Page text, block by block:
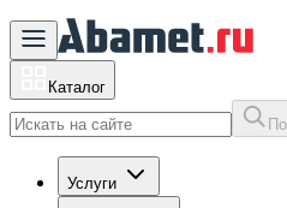
Каталог
Услуги